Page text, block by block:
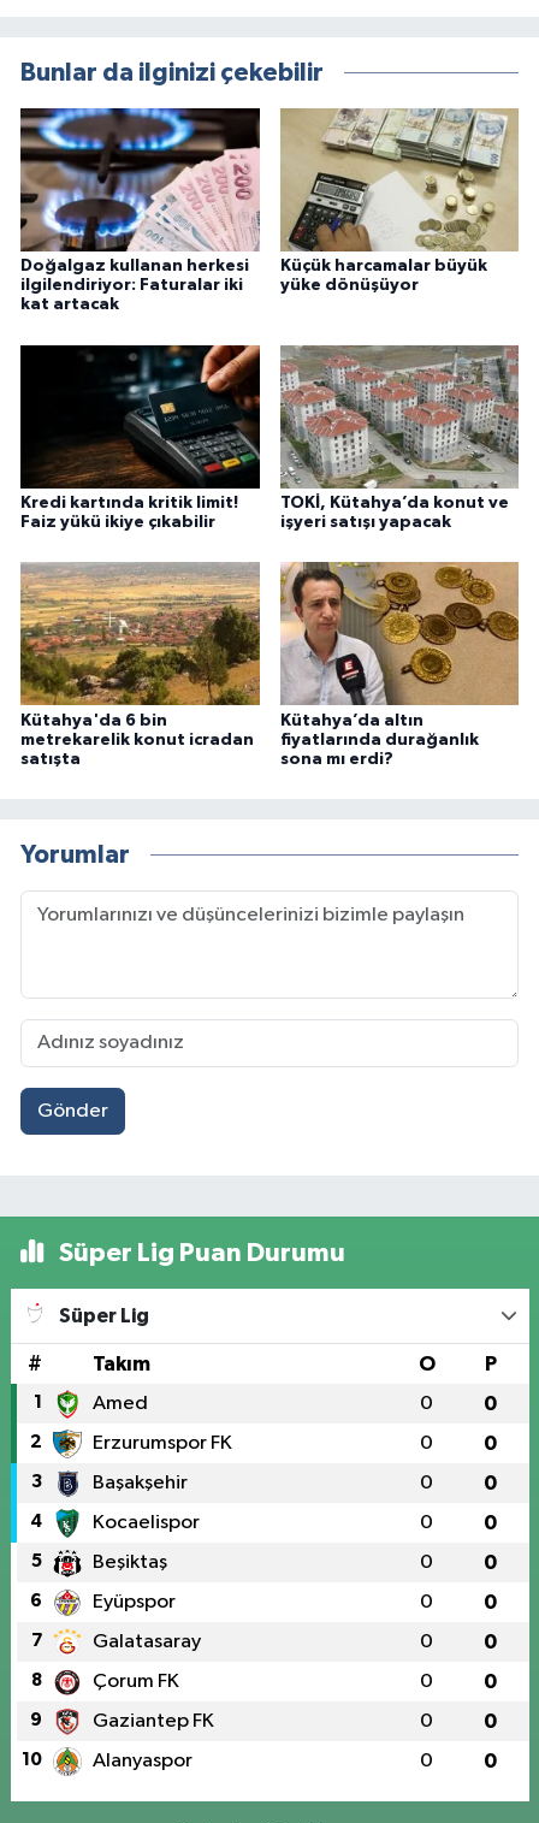
Bunlar da ilginizi çekebilir
Doğalgaz kullanan herkesi
ilgilendiriyor: Faturalar iki
kat artacak
Küçük harcamalar büyük
yüke dönüşüyor
Kredi kartında kritik limit!
Faiz yükü ikiye çıkabilir
TOKİ, Kütahya’da konut ve
işyeri satışı yapacak
Kütahya'da 6 bin
metrekarelik konut icradan
satışta
Kütahya’da altın
fiyatlarında durağanlık
sona mı erdi?
Yorumlar
Gönder
Süper Lig Puan Durumu
Süper Lig
# Takım O P
1 Amed 0 0
2 Erzurumspor FK 0 0
3 Başakşehir 0 0
4 Kocaelispor 0 0
5 Beşiktaş 0 0
6 Eyüpspor 0 0
7 Galatasaray 0 0
8 Çorum FK 0 0
9 Gaziantep FK 0 0
10 Alanyaspor 0 0